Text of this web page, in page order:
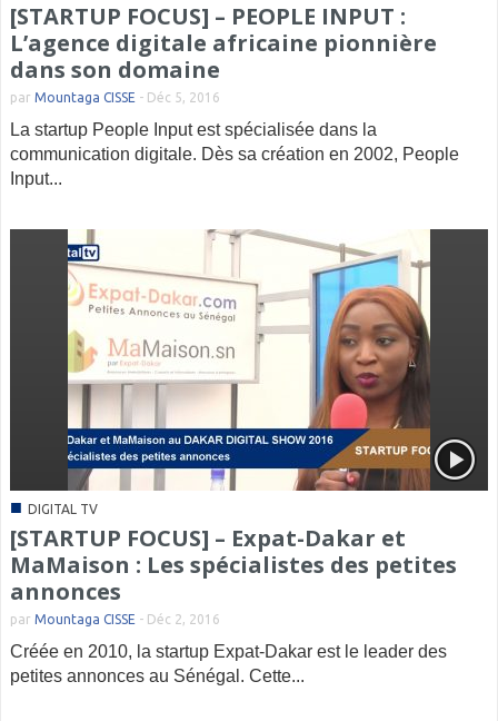
[STARTUP FOCUS] – PEOPLE INPUT :
L’agence digitale africaine pionnière
dans son domaine
par Mountaga CISSE - Déc 5, 2016
La startup People Input est spécialisée dans la
communication digitale. Dès sa création en 2002, People
Input...
■ DIGITAL TV
[STARTUP FOCUS] – Expat-Dakar et
MaMaison : Les spécialistes des petites
annonces
par Mountaga CISSE - Déc 2, 2016
Créée en 2010, la startup Expat-Dakar est le leader des
petites annonces au Sénégal. Cette...